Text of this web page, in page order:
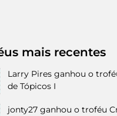
mais recentes
Larry Pires ganhou o
de Tópicos I
jonty27 ganhou o troféu